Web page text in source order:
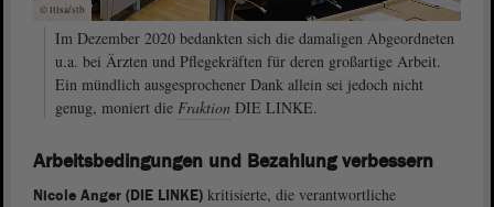
© ltlsa/stb
Im Dezember 2020 bedankten sich die damaligen Abgeordneten
u.a. bei Ärzten und Pflegekräften für deren großartige Arbeit.
Ein mündlich ausgesprochener Dank allein sei jedoch nicht
genug, moniert die Fraktion DIE LINKE.
Arbeitsbedingungen und Bezahlung verbessern
Nicole Anger (DIE LINKE) kritisierte, die verantwortliche